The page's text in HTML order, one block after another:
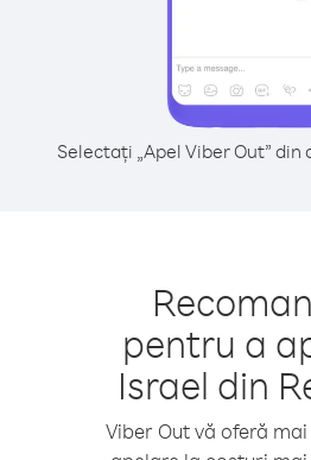
Selectați „Apel Viber Out”
pentru a
Israel din
Viber Out vă oferă